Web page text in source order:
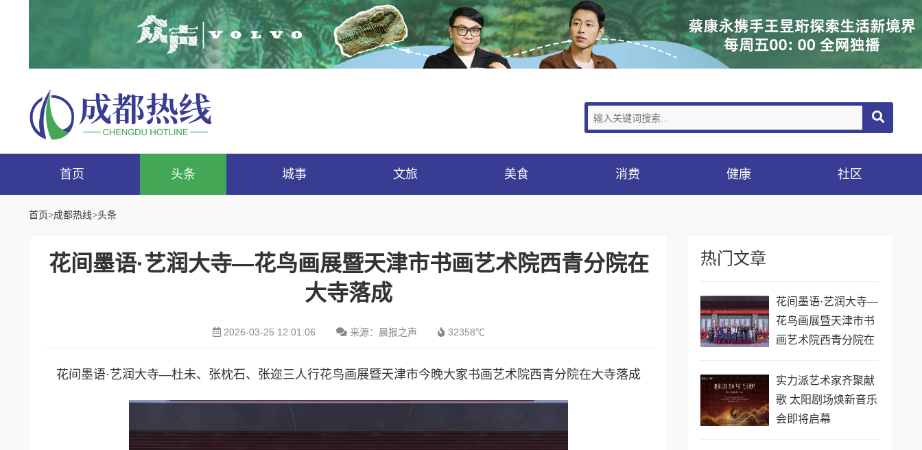
首页 头条 城事 文旅 美食 消费 健康 社区
首页>成都热线>头条
花间墨语·艺润大寺—花鸟画展暨天津市书画艺术院西青分院在
大寺落成
2026-03-25 12:01:06 来源：晨报之声 32358℃
花间墨语·艺润大寺—杜未、张枕石、张迩三人行花鸟画展暨天津市今晚大家书画艺术院西青分院在大寺落成
热门文章
花间墨语·艺润大寺—
花鸟画展暨天津市书
画艺术院西青分院在
实力派艺术家齐聚献
歌 太阳剧场焕新音乐
会即将启幕